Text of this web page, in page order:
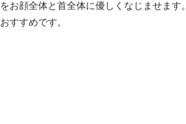
お顔全体と首全体に優しくなじませます。
すすめです。